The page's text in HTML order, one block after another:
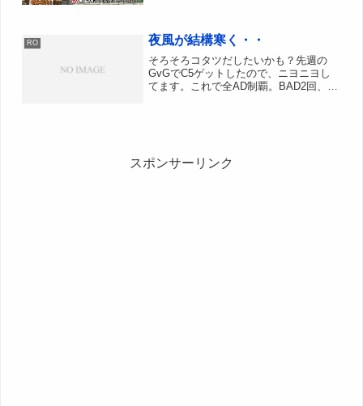
を開封して入手することにした。よく焼
いたクッキー 1...
RO 夜風が結構寒く・・
そろそろコタツだしたいかも？先週の
GvGでC5ゲットしたので、ニヨニヨし
てます。これで全AD制覇。BAD2回、
スポンサーリンク